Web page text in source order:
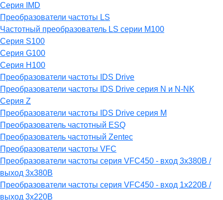
Серия IMD
Преобразователи частоты LS
Частотный преобразователь LS серии M100
Серия S100
Серия G100
Серия H100
Преобразователи частоты IDS Drive
Преобразователи частоты IDS Drive серия N и N-NK
Серия Z
Преобразователи частоты IDS Drive серия М
Преобразователь частотный ESQ
Преобразователь частотный Zentec
Преобразователи частоты VFC
Преобразователи частоты серия VFC450 - вход 3х380В /
выход 3х380В
Преобразователи частоты серия VFC450 - вход 1х220В /
выход 3х220В